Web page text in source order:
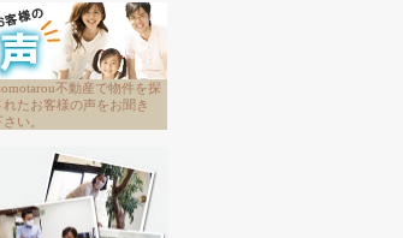
不動産で物件を探
れたお客様の声をお聞き
い。